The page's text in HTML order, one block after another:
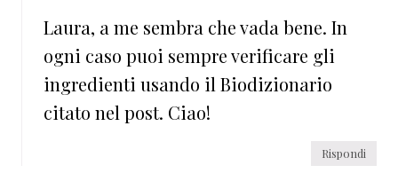
Laura, a me sembra che vada bene. In
ogni caso puoi sempre verificare gli
ingredienti usando il Biodizionario
citato nel post. Ciao!
Rispondi